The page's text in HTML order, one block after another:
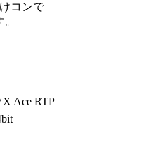
コンで
Ace RTP